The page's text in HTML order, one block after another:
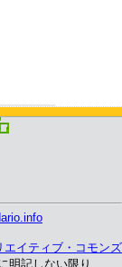
エイティブ・コモンズ
明記しない限り.